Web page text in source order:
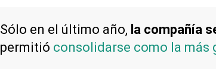
Sólo en el último año, la compañía
permitió consolidarse como la más